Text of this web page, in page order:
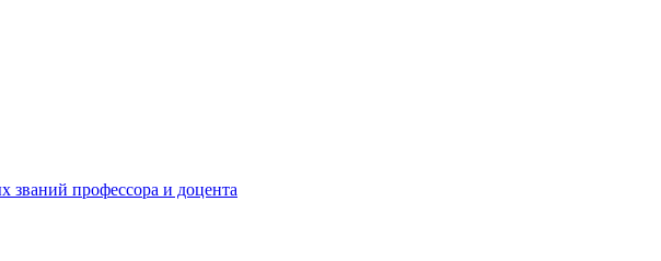
званий профессора и доцента